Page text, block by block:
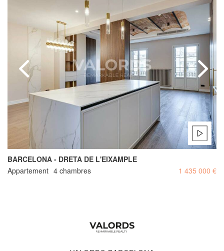
BARCELONA - DRETA DE L'EIXAMPLE
Appartement 4 chambres 1 435 000 €